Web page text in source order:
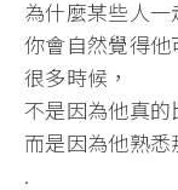
為什麼某些人一
你會自然覺得他
很多時候，
不是因為他真的
而是因為他熟悉
.